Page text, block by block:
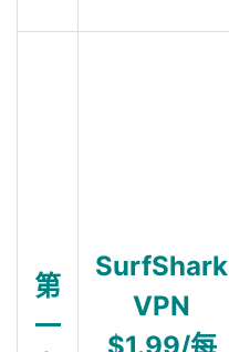
第
一
SurfShark
VPN